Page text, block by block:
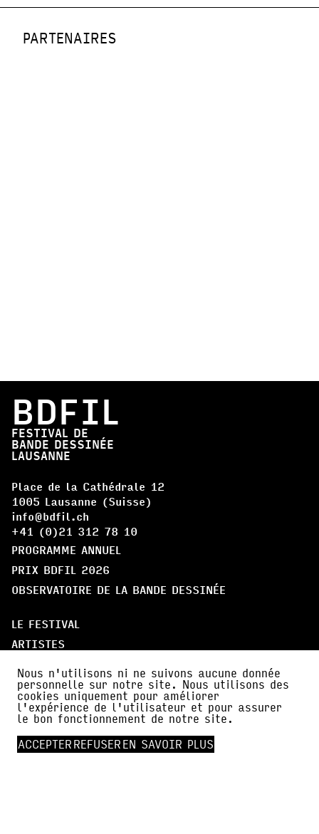
PARTENAIRES
BDFIL
FESTIVAL DE
BANDE DESSINÉE
LAUSANNE
Place de la Cathédrale 12
1005 Lausanne (Suisse)
info@bdfil.ch
+41 (0)21 312 78 10
PROGRAMME ANNUEL
PRIX BDFIL 2026
OBSERVATOIRE DE LA BANDE DESSINÉE
LE FESTIVAL
ARTISTES
PARTICIPER
À PROPOS
PARTENAIRES
AMI·E·S DE BDFIL
Nous n'utilisons ni ne suivons aucune donnée
personnelle sur notre site. Nous utilisons des
cookies uniquement pour améliorer
l'expérience de l'utilisateur et pour assurer
le bon fonctionnement de notre site.
ACCEPTERREFUSEREN SAVOIR PLUS